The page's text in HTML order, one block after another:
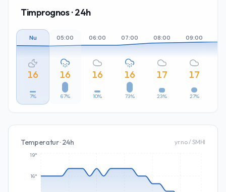
Timprognos · 24h
Nu
16
7%
05:00
16
67%
06:00
16
10%
07:00
16
73%
08:00
17
23%
09:00
17
27%
Temperatur · 24h yr.no / SMHI
16°
19°